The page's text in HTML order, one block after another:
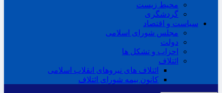
محیط زیست
گردشگری
سیاست و اقتصاد
مجلس شورای اسلامی
دولت
احزاب و تشکل ها
ائتلاف
ائتلاف های نیروهای انقلاب اسلامی
کانون بیمه شورای ائتلاف